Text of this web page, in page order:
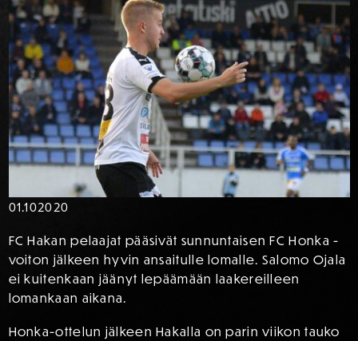
01.102020
FC Hakan pelaajat pääsivät sunnuntaisen FC Honka -
voiton jälkeen hyvin ansaitulle lomalle. Salomo Ojala
ei kuitenkaan jäänyt lepäämään laakereilleen
lomankaan aikana.
Honka-ottelun jälkeen Hakalla on parin viikon tauko